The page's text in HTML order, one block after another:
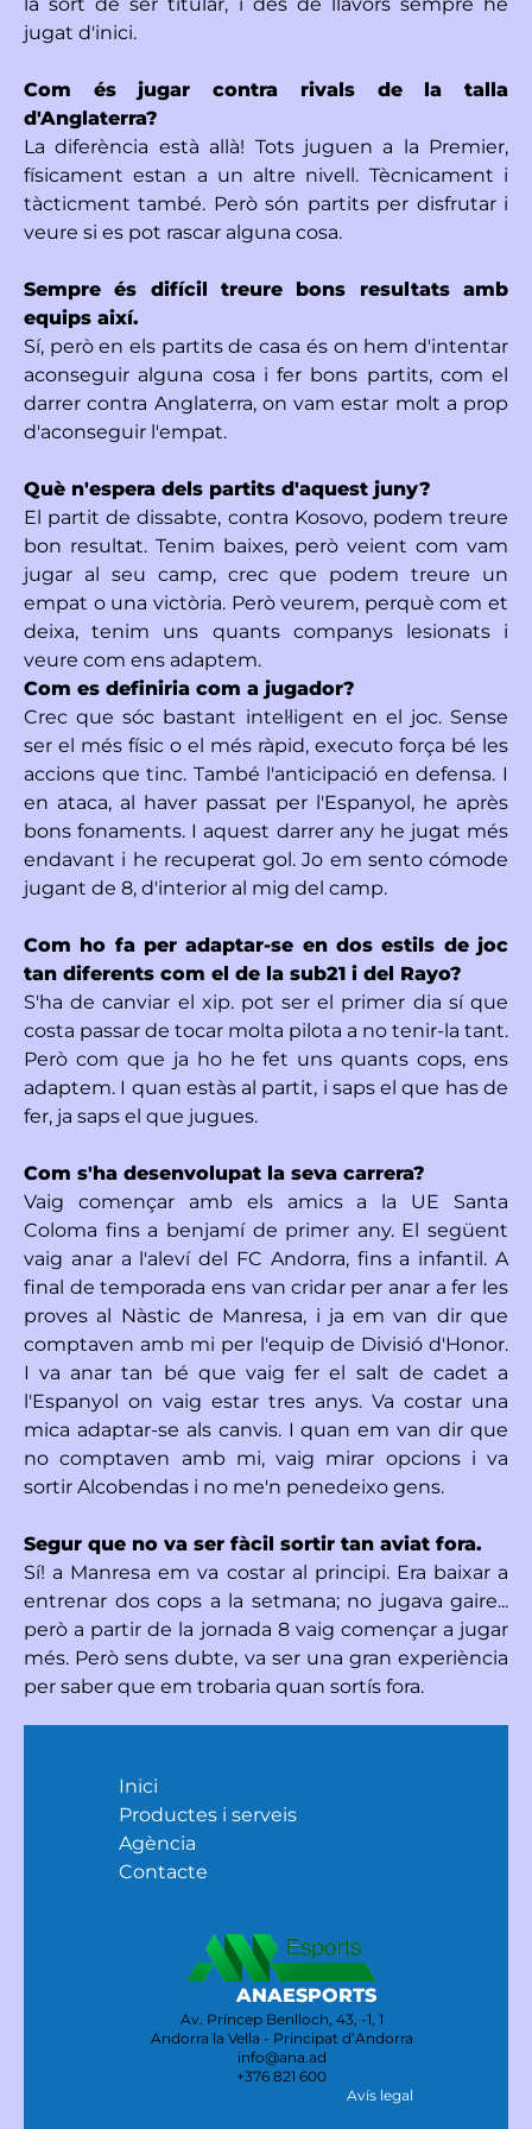
jugat d'inici.
Com és jugar contra rivals de la talla
d'Anglaterra?
La diferència està allà! Tots juguen a la Premier,
físicament estan a un altre nivell. Tècnicament i
tàcticment també. Però són partits per disfrutar i
veure si es pot rascar alguna cosa.
Sempre és difícil treure bons resultats amb
equips així.
Sí, però en els partits de casa és on hem d'intentar
aconseguir alguna cosa i fer bons partits, com el
darrer contra Anglaterra, on vam estar molt a prop
d'aconseguir l'empat.
Què n'espera dels partits d'aquest juny?
El partit de dissabte, contra Kosovo, podem treure
bon resultat. Tenim baixes, però veient com vam
jugar al seu camp, crec que podem treure un
empat o una victòria. Però veurem, perquè com et
deixa, tenim uns quants companys lesionats i
veure com ens adaptem.
Com es definiria com a jugador?
Crec que sóc bastant intel·ligent en el joc. Sense
ser el més físic o el més ràpid, executo força bé les
accions que tinc. També l'anticipació en defensa. I
en ataca, al haver passat per l'Espanyol, he après
bons fonaments. I aquest darrer any he jugat més
endavant i he recuperat gol. Jo em sento cómode
jugant de 8, d'interior al mig del camp.
Com ho fa per adaptar-se en dos estils de joc
tan diferents com el de la sub21 i del Rayo?
S'ha de canviar el xip. pot ser el primer dia sí que
costa passar de tocar molta pilota a no tenir-la tant.
Però com que ja ho he fet uns quants cops, ens
adaptem. I quan estàs al partit, i saps el que has de
fer, ja saps el que jugues.
Com s'ha desenvolupat la seva carrera?
Vaig començar amb els amics a la UE Santa
Coloma fins a benjamí de primer any. El següent
vaig anar a l'aleví del FC Andorra, fins a infantil. A
final de temporada ens van cridar per anar a fer les
proves al Nàstic de Manresa, i ja em van dir que
comptaven amb mi per l'equip de Divisió d'Honor.
I va anar tan bé que vaig fer el salt de cadet a
l'Espanyol on vaig estar tres anys. Va costar una
mica adaptar-se als canvis. I quan em van dir que
no comptaven amb mi, vaig mirar opcions i va
sortir Alcobendas i no me'n penedeixo gens.
Segur que no va ser fàcil sortir tan aviat fora.
Sí! a Manresa em va costar al principi. Era baixar a
entrenar dos cops a la setmana; no jugava gaire...
però a partir de la jornada 8 vaig començar a jugar
més. Però sens dubte, va ser una gran experiència
per saber que em trobaria quan sortís fora.
Inici
Productes i serveis
Agència
Contacte
ANAESPORTS
Av. Príncep Benlloch, 43, -1, 1
Andorra la Vella - Principat d’Andorra
info@ana.ad
+376 821 600
Avís legal